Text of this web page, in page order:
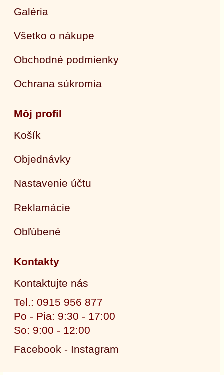
Galéria
Všetko o nákupe
Obchodné podmienky
Ochrana súkromia
Môj profil
Košík
Objednávky
Nastavenie účtu
Reklamácie
Obľúbené
Kontakty
Kontaktujte nás
Tel.: 0915 956 877
Po - Pia: 9:30 - 17:00
So: 9:00 - 12:00
Facebook - Instagram